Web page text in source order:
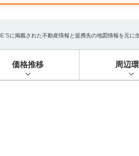
に掲載された不動産情報と提携先の地図情報を元
価格推移 周辺